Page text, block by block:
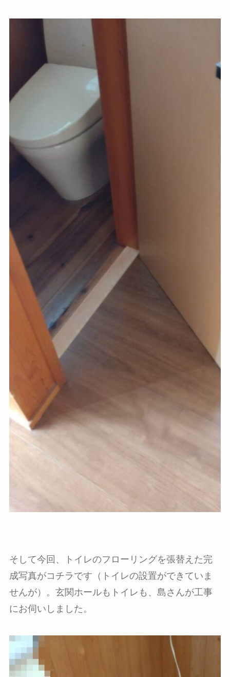
そして今回、トイレのフローリングを張替えた完
成写真がコチラです（トイレの設置ができていま
せんが）。玄関ホールもトイレも、島さんが工事
にお伺いしました。